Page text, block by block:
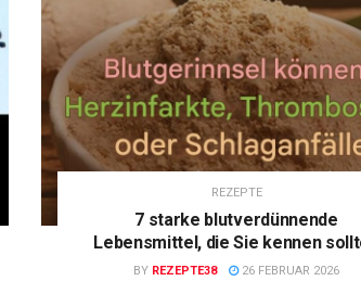
REZEPTE
7 starke blutverdünnende
Lebensmittel, die Sie kennen
BY REZEPTE38 26 FEBRUAR 2026